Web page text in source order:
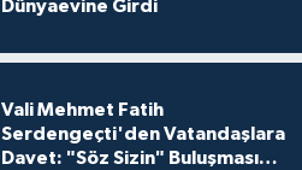
Dünyaevine Girdi
Vali Mehmet Fatih
Serdengeçti'den Vatandaşlara
Davet: "Söz Sizin" Buluşması